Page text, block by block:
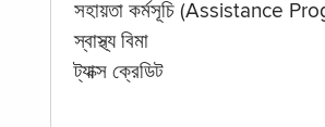
সহায়তা কর্মসূচি (Assistance
স্বাস্থ্য বিমা
ট্যাক্স ক্রেডিট